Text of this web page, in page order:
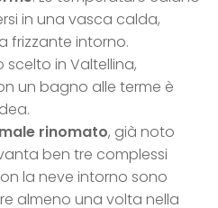
in una vasca calda,
frizzante intorno.
scelto in Valtellina,
un bagno alle terme è
rinomato, già noto
ben tre complessi
la neve intorno sono
almeno una volta nella